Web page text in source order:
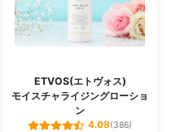
ETVOS(エトヴォス)
モイスチャライジングローショ
ン
4.08(386)